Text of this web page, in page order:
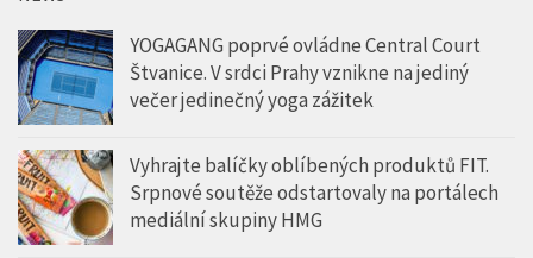
YOGAGANG poprvé ovládne Central Court
Štvanice. V srdci Prahy vznikne na jediný
večer jedinečný yoga zážitek
Vyhrajte balíčky oblíbených produktů FIT.
Srpnové soutěže odstartovaly na portálech
mediální skupiny HMG